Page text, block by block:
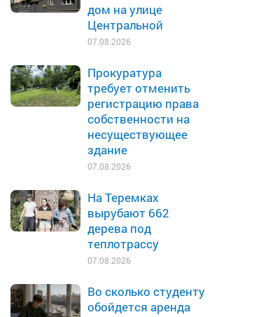
дом на улице
Центральной
07.08.2026
Прокуратура
требует отменить
регистрацию права
собственности на
несуществующее
здание
07.08.2026
На Теремках
вырубают 662
дерева под
теплотрассу
07.08.2026
Во сколько студенту
обойдется аренда